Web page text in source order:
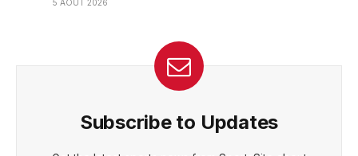
5 AOÛT 2026
Subscribe to Updates